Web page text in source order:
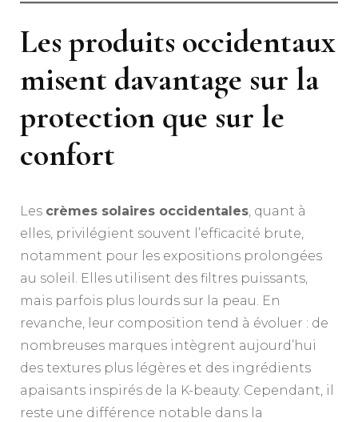
Les produits occidentaux
misent davantage sur la
protection que sur le
confort
Les crèmes solaires occidentales, quant à
elles, privilégient souvent l’efficacité brute,
notamment pour les expositions prolongées
au soleil. Elles utilisent des filtres puissants,
mais parfois plus lourds sur la peau. En
revanche, leur composition tend à évoluer : de
nombreuses marques intègrent aujourd’hui
des textures plus légères et des ingrédients
apaisants inspirés de la K-beauty. Cependant, il
reste une différence notable dans la